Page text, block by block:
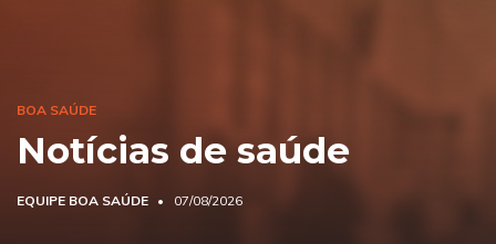
BOA SAÚDE
Notícias de saúde
EQUIPE BOA SAÚDE 07/08/2026